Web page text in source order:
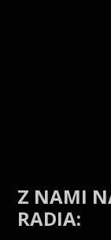
Z NAMI
RADIA: